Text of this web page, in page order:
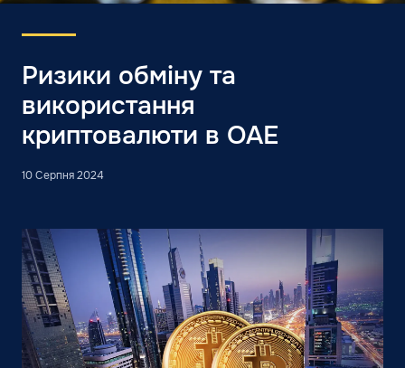
Ризики обміну та
використання
криптовалюти в ОАЕ
10 Серпня 2024